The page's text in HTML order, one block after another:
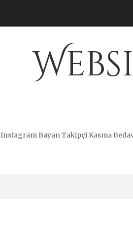
Instagram Bayan Takipçi Kasma